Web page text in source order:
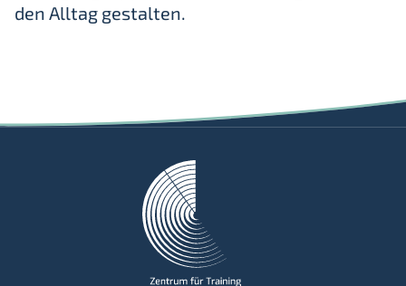
den Alltag gestalten.